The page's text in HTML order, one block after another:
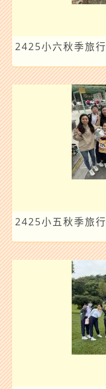
2425小六秋季旅行
2425小五秋季旅行